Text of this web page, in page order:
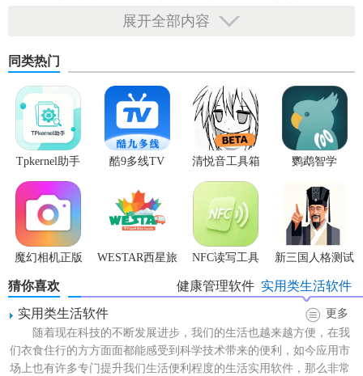
展开全部内容
同类热门
Tpkernel助手 酷9多线TV 清悦音工具箱 鹦鹉智学
魔幻相机正版
WESTAR西星旅
NFC读写工具 新三国人格测试
猜你喜欢 实用类生活软件
健康管理软件
实用类生活软件
更多
随着现在科技的不断发展进步，我们的生活也越来越方便，在我
们衣食住行的方方面面都能感受到科学技术带来的便利，如今应用市
场上也有许多专门提升我们生活便利程度的生活实用软件，那么非常